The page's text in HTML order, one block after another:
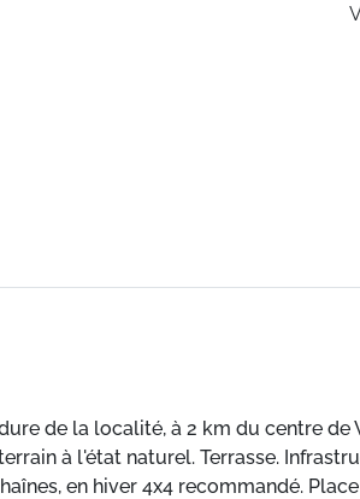
de la localité, à 2 km du centre
à l'état naturel. Terrasse.
en hiver 4x4 recommandé.